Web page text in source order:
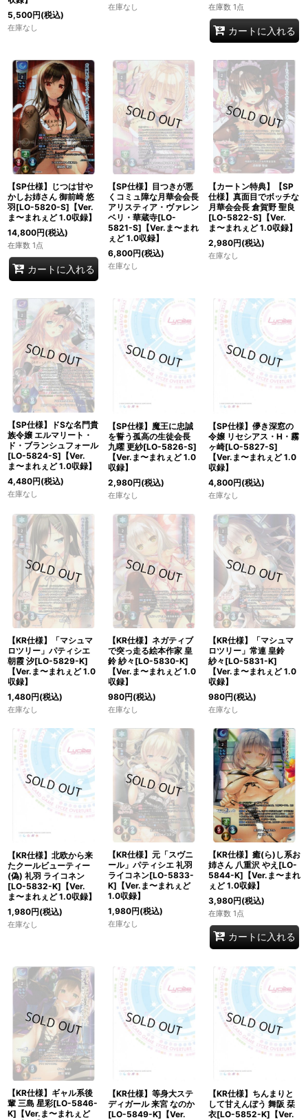
5,500円(税込)
在庫なし
在庫なし 在庫数 1点
カートに入れる
【SP仕様】じつは甘や
かしお姉さん 御前崎 悠
羽[LO-5820-S]【Ver.
ま〜まれぇど 1.0収録】
14,800円(税込)
在庫数 1点
カートに入れる
【SP仕様】目つきが悪
くコミュ障な月華会会長
アリスティア・ヴァレン
ベリ・華蔵寺[LO-
5821-S]【Ver.ま〜まれ
ぇど 1.0収録】
6,800円(税込)
在庫なし
【カートン特典】【SP
仕様】真面目でボッチな
月華会会長 倉賀野 聖良
[LO-5822-S]【Ver.
ま〜まれぇど 1.0収録】
2,980円(税込)
在庫なし
【SP仕様】ドSな名門貴
族令嬢 エルマリート・
ド・ブランシュフォール
[LO-5824-S]【Ver.
ま〜まれぇど 1.0収録】
4,480円(税込)
在庫なし
【SP仕様】魔王に忠誠
を誓う孤高の生徒会長
九曜 更紗[LO-5826-S]
【Ver.ま〜まれぇど 1.0
収録】
2,980円(税込)
在庫なし
【SP仕様】儚き深窓の
令嬢 リセシアス・H・霧
ヶ崎[LO-5827-S]
【Ver.ま〜まれぇど 1.0
収録】
4,800円(税込)
在庫なし
【KR仕様】「マシュマ
ロツリー」パティシエ
朝霞 汐[LO-5829-K]
【Ver.ま〜まれぇど 1.0
収録】
1,480円(税込)
在庫なし
【KR仕様】ネガティブ
で突っ走る絵本作家 皇
鈴 紗々[LO-5830-K]
【Ver.ま〜まれぇど 1.0
収録】
980円(税込)
在庫なし
【KR仕様】「マシュマ
ロツリー」常連 皇鈴
紗々[LO-5831-K]
【Ver.ま〜まれぇど 1.0
収録】
980円(税込)
在庫なし
【KR仕様】北欧から来
たクールビューティー
(偽) 礼羽 ライコネン
[LO-5832-K]【Ver.
ま〜まれぇど 1.0収録】
1,980円(税込)
在庫なし
【KR仕様】元「スヴニ
ール」パティシエ 礼羽
ライコネン[LO-5833-
K]【Ver.ま〜まれぇど
1.0収録】
1,980円(税込)
在庫なし
【KR仕様】癒(ら)し系お
姉さん 八重沢 やえ[LO-
5844-K]【Ver.ま〜まれ
ぇど 1.0収録】
3,980円(税込)
在庫数 1点
カートに入れる
【KR仕様】ギャル系後
輩 三島 星彩[LO-5846-
K]【Ver.ま〜まれぇど
【KR仕様】等身大ステ
ディガール 来宮 なのか
[LO-5849-K]【Ver.
【KR仕様】ちんまりと
して甘えんぼう 舞阪 栞
衣[LO-5852-K]【Ver.